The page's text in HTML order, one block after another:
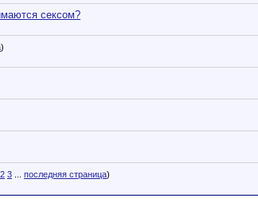
сексом?
)
2 3 последняя страница)